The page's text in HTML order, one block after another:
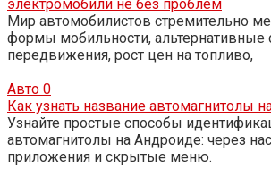
электромобили не без проблем
Мир автомобилистов стремительно
формы мобильности, альтернативные
передвижения, рост цен на топливо,
Авто 0
Как узнать название автомагнитолы
Узнайте простые способы
автомагнитолы на Андроиде: через
приложения и скрытые меню.